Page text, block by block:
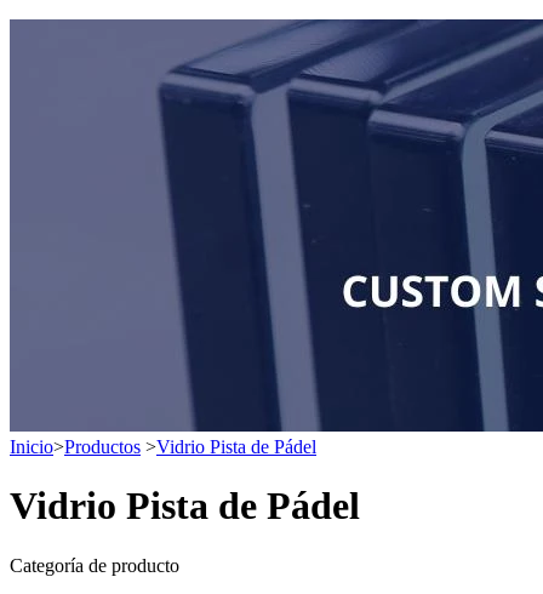
Inicio>Productos >Vidrio Pista de Pádel
Vidrio Pista de Pádel
Categoría de producto